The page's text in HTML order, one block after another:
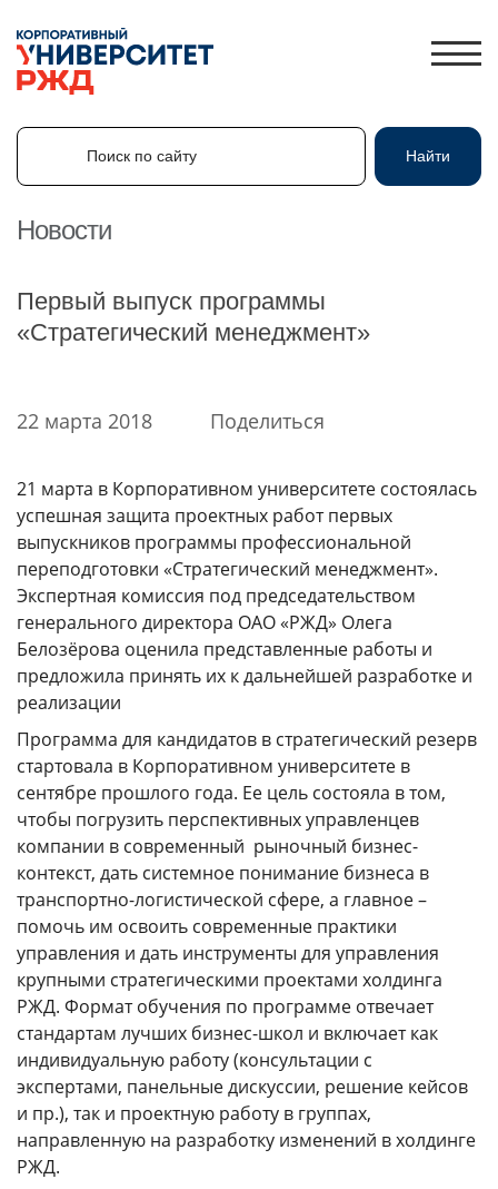
ЗНАНИЯ.ЭКСПРЕСС
ОБ УНИВЕРСИТЕТЕ
ГОДОВЫЕ ОТЧЕТЫ
История
Команда
Награды
УНИВЕРмаг
Сведения об образовательной организации
Годовые отчеты
Стоимость образовательных услуг
III Форум лидеров корпоративного обучения
России
Каталог программ
Сообщество внутренних тренеров
Контакты
КАМПУСЫ
Щербинка Мясницкая
Владивосток
Поиск по сайту Найти
Новости
Первый выпуск программы
«Стратегический менеджмент»
22 марта 2018 Поделиться
21 марта в Корпоративном университете состоялась
успешная защита проектных работ первых
выпускников программы профессиональной
переподготовки «Стратегический менеджмент».
Экспертная комиссия под председательством
генерального директора ОАО «РЖД» Олега
Белозёрова оценила представленные работы и
предложила принять их к дальнейшей разработке и
реализации
Программа для кандидатов в стратегический резерв
стартовала в Корпоративном университете в
сентябре прошлого года. Ее цель состояла в том,
чтобы погрузить перспективных управленцев
компании в современный рыночный бизнес-
контекст, дать системное понимание бизнеса в
транспортно-логистической сфере, а главное –
помочь им освоить современные практики
управления и дать инструменты для управления
крупными стратегическими проектами холдинга
РЖД. Формат обучения по программе отвечает
стандартам лучших бизнес-школ и включает как
индивидуальную работу (консультации с
экспертами, панельные дискуссии, решение кейсов
и пр.), так и проектную работу в группах,
направленную на разработку изменений в холдинге
РЖД.